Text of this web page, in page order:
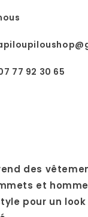
77 92 30 65
des
et
pour un